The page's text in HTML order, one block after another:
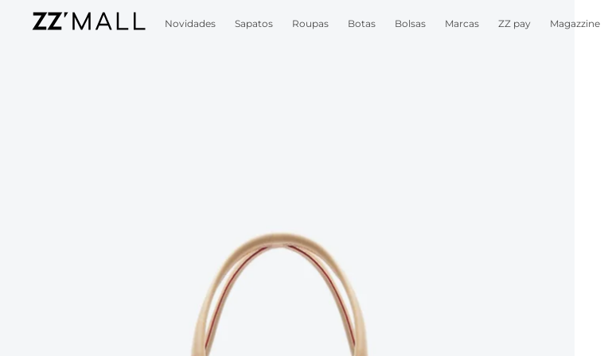
Novidades Sapatos Roupas Botas Bolsas Marcas ZZ pay Magazzine